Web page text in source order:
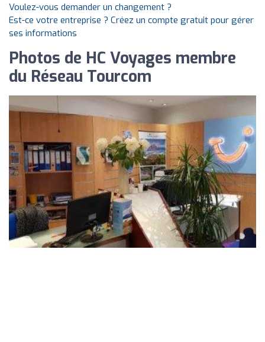
Voulez-vous demander un changement ?
Est-ce votre entreprise ? Créez un compte gratuit pour gérer
ses informations
Photos de HC Voyages membre
du Réseau Tourcom